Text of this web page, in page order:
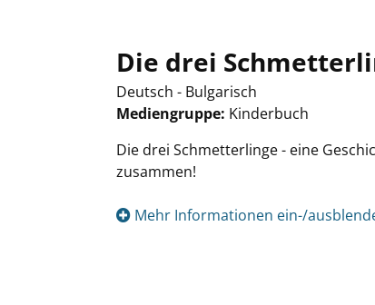
Die drei
Deutsch - Bulgarisch
Mediengruppe: Kinderbuch
Die drei Schmetterlinge - eine
zusammen!
Mehr Informationen ein-/